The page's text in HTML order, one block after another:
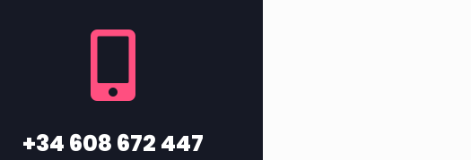
+34 608 672 447